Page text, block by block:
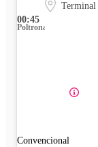
00:45
Poltrona
Convencional